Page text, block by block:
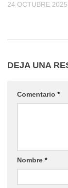
24 OCTUBRE 2025
DEJA UNA
Comentario *
Nombre *